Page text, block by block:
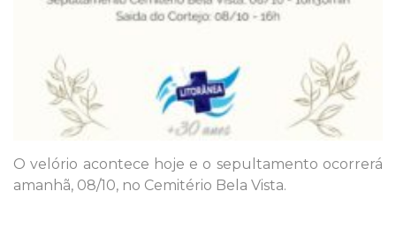
O velório acontece hoje e o sepultamento ocorrerá
amanhã, 08/10, no Cemitério Bela Vista.